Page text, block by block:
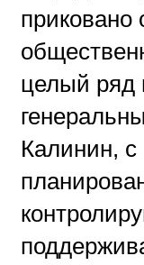
приковано
целый ряд
Калинин,